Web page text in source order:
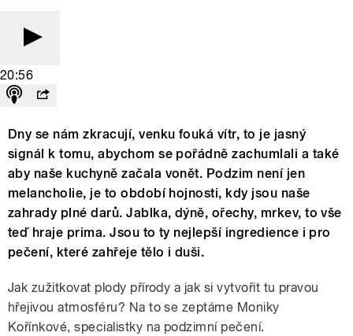
20:56
Dny se nám zkracují, venku fouká vítr, to je jasný
signál k tomu, abychom se pořádně zachumlali a také
aby naše kuchyně začala vonět. Podzim není jen
melancholie, je to období hojnosti, kdy jsou naše
zahrady plné darů. Jablka, dýně, ořechy, mrkev, to vše
teď hraje prima. Jsou to ty nejlepší ingredience i pro
pečení, které zahřeje tělo i duši.
Jak zužitkovat plody přírody a jak si vytvořit tu pravou
hřejivou atmosféru? Na to se zeptáme Moniky
Kořínkové, specialistky na podzimní pečení.